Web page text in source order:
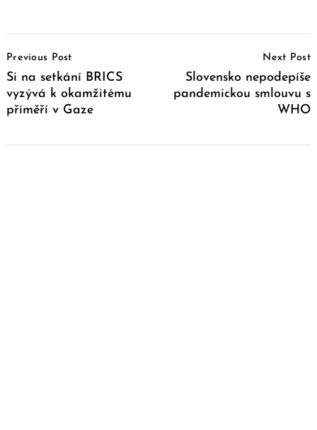
Navigation
Previous Post
Si na setkání BRICS
vyzývá k okamžitému
příměří v Gaze
Next Post
Slovensko nepodepíše
pandemickou smlouvu s
WHO